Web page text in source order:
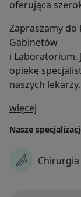
oferująca
Zapraszamy do
Gabinetów
i Laboratorium.
opiekę
naszych lekarzy.
więcej
Nasze
Chirurgia